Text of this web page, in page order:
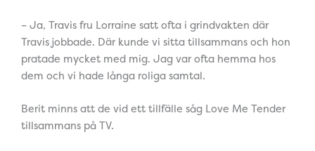
– Ja, Travis fru Lorraine satt ofta i grindvakten där
Travis jobbade. Där kunde vi sitta tillsammans och hon
pratade mycket med mig. Jag var ofta hemma hos
dem och vi hade långa roliga samtal.
Berit minns att de vid ett tillfälle såg Love Me Tender
tillsammans på TV.